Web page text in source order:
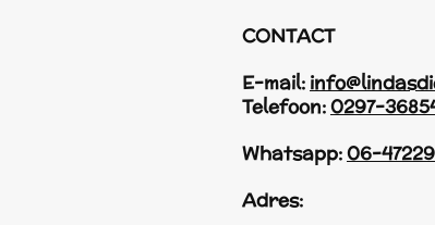
CONTACT
E-mail:
Telefoon:0297-
Whatsapp:06-
Adres: